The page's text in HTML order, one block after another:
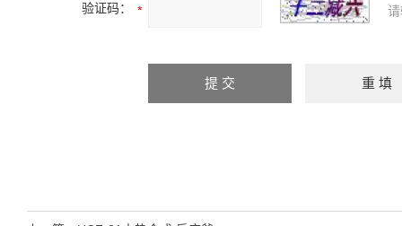
验证码：